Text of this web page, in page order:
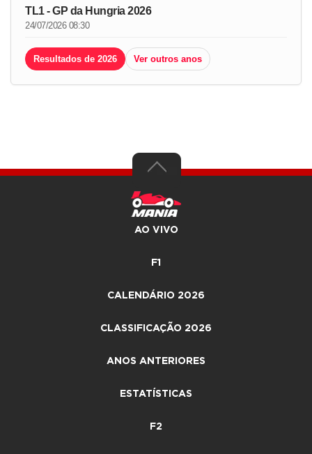
TL1 - GP da Hungria 2026
24/07/2026 08:30
Resultados de 2026 Ver outros anos
AO VIVO
F1
CALENDÁRIO 2026
CLASSIFICAÇÃO 2026
ANOS ANTERIORES
ESTATÍSTICAS
F2